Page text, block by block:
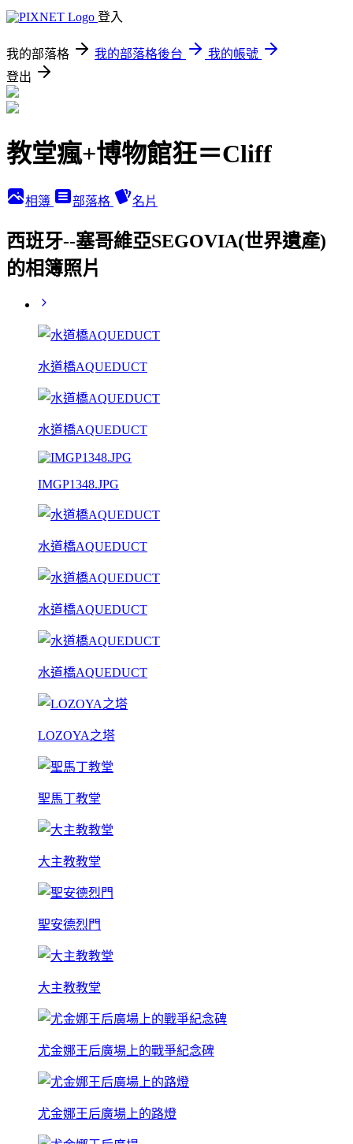
登入
我的部落格 我的部落格後台
我的帳號
登出
教堂瘋+博物館狂＝Cliff
相簿 部落格 名片
西班牙--塞哥維亞SEGOVIA(世界遺產)
的相簿照片
水道橋AQUEDUCT
水道橋AQUEDUCT
IMGP1348.JPG
水道橋AQUEDUCT
水道橋AQUEDUCT
水道橋AQUEDUCT
LOZOYA之塔
聖馬丁教堂
大主教教堂
聖安德烈門
大主教教堂
尤金娜王后廣場上的戰爭紀念碑
尤金娜王后廣場上的路燈